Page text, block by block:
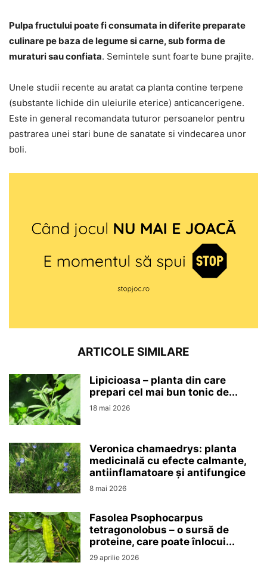
Pulpa fructului poate fi consumata in diferite preparate
culinare pe baza de legume si carne, sub forma de
muraturi sau confiata. Semintele sunt foarte bune prajite.
Unele studii recente au aratat ca planta contine terpene
(substante lichide din uleiurile eterice) anticancerigene.
Este in general recomandata tuturor persoanelor pentru
pastrarea unei stari bune de sanatate si vindecarea unor
boli.
ARTICOLE SIMILARE
Lipicioasa – planta din care
prepari cel mai bun tonic de...
18 mai 2026
Veronica chamaedrys: planta
medicinală cu efecte calmante,
antiinflamatoare și antifungice
8 mai 2026
Fasolea Psophocarpus
tetragonolobus – o sursă de
proteine, care poate înlocui...
29 aprilie 2026